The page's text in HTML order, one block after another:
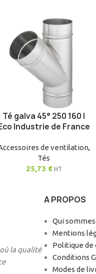
AJOUTER AU PANIER
Té galva 45° 250 160 |
Industrie de France
de ventilation,
Tés
25,73 € HT
la qualité
A PROPOS
Qui
Mentions
Politique
Conditions
Modes de